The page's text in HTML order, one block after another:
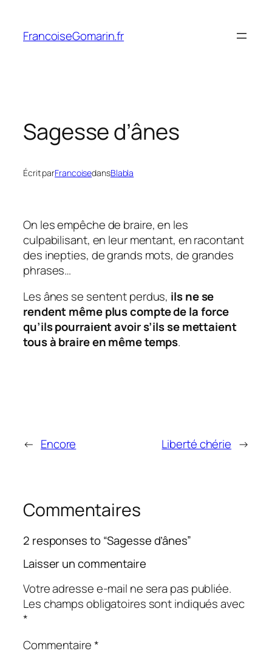
contenu
FrancoiseGomarin.fr
Sagesse d’ânes
Écrit parFrancoisedansBlabla
On les empêche de braire, en les
culpabilisant, en leur mentant, en racontant
des inepties, de grands mots, de grandes
phrases…
Les ânes se sentent perdus, ils ne se
rendent même plus compte de la force
qu’ils pourraient avoir s’ils se mettaient
tous à braire en même temps.
← Encore Liberté chérie →
Commentaires
2 responses to “Sagesse d’ânes”
Laisser un commentaire
Votre adresse e-mail ne sera pas publiée.
Les champs obligatoires sont indiqués avec
*
Commentaire*